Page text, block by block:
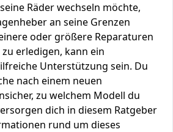
Räder wechseln möchte,
an seine Grenzen
oder größere Reparaturen
erledigen, kann ein
Unterstützung sein. Du
nach einem neuen
zu welchem Modell du
dich in diesem Ratgeber
rund um dieses